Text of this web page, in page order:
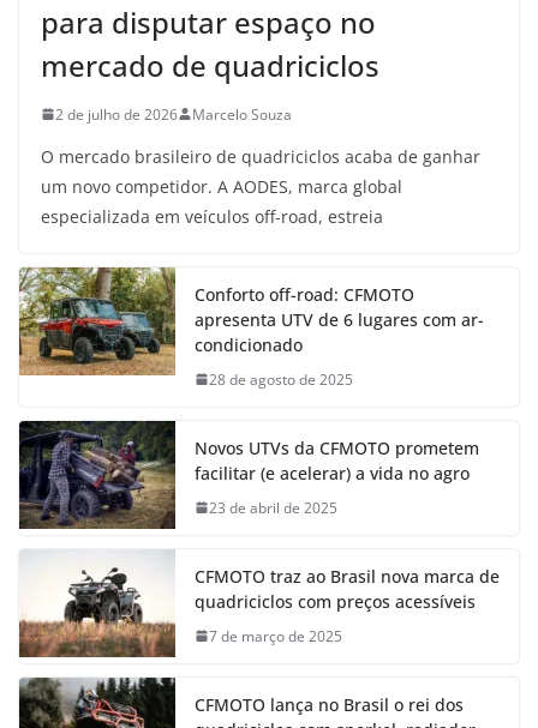
para disputar espaço no
mercado de quadriciclos
2 de julho de 2026 Marcelo Souza
O mercado brasileiro de quadriciclos acaba de ganhar
um novo competidor. A AODES, marca global
especializada em veículos off-road, estreia
Conforto off-road: CFMOTO
apresenta UTV de 6 lugares com ar-
condicionado
28 de agosto de 2025
Novos UTVs da CFMOTO prometem
facilitar (e acelerar) a vida no agro
23 de abril de 2025
CFMOTO traz ao Brasil nova marca de
quadriciclos com preços acessíveis
7 de março de 2025
CFMOTO lança no Brasil o rei dos